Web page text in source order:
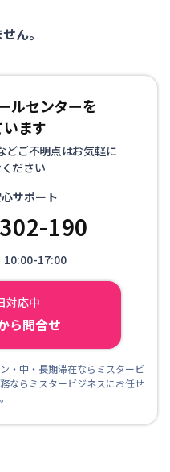
ん。
ルセンターを
います
どご不明点はお気軽に
ださい
サポート
190
17:00
対応中
ら問合せ
・中・長期滞在ならミスタービ
ならミスタービジネスにお任せ